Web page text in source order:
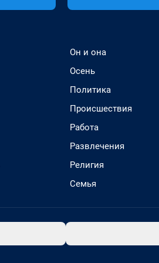
Он и она
Осень
Политика
Происшествия
Работа
Развлечения
Религия
Семья